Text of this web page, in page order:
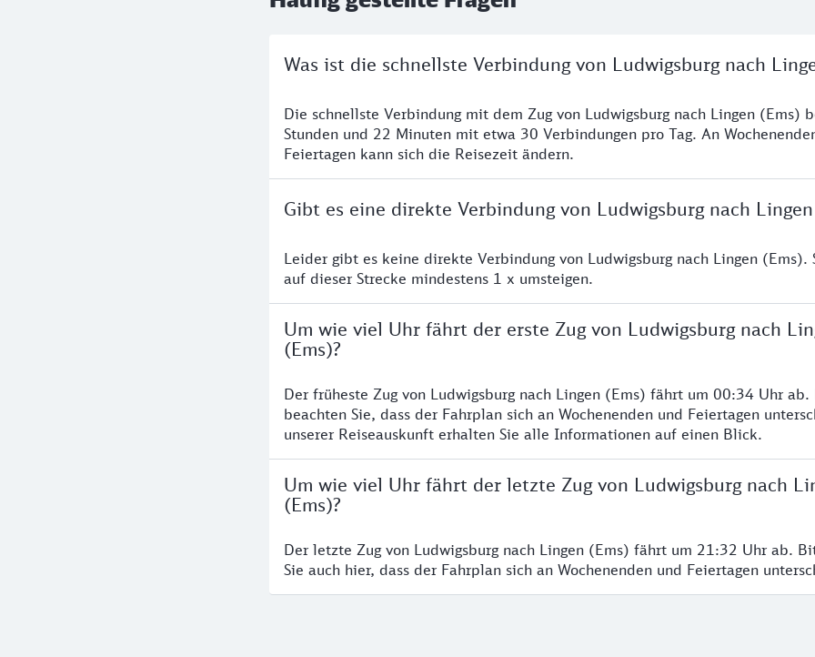
Was ist die schnellste Verbindung von Ludwigsburg nach
Die schnellste Verbindung mit dem Zug von Ludwigsburg nach Lingen (Ems)
Stunden und 22 Minuten mit etwa 30 Verbindungen pro Tag. An
Feiertagen kann sich die Reisezeit ändern.
Gibt es eine direkte Verbindung von Ludwigsburg nach Lingen
Leider gibt es keine direkte Verbindung von Ludwigsburg nach Lingen (Ems).
auf dieser Strecke mindestens 1 x umsteigen.
Um wie viel Uhr fährt der erste Zug von Ludwigsburg nach
(Ems)?
Der früheste Zug von Ludwigsburg nach Lingen (Ems) fährt um 00:34 Uhr
beachten Sie, dass der Fahrplan sich an Wochenenden und Feiertagen
unserer Reiseauskunft erhalten Sie alle Informationen auf einen Blick.
Um wie viel Uhr fährt der letzte Zug von Ludwigsburg nach
(Ems)?
Der letzte Zug von Ludwigsburg nach Lingen (Ems) fährt um 21:32 Uhr ab.
Sie auch hier, dass der Fahrplan sich an Wochenenden und Feiertagen